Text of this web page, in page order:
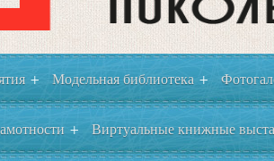
+ Модельная библиотека +
+ Виртуальные книжные